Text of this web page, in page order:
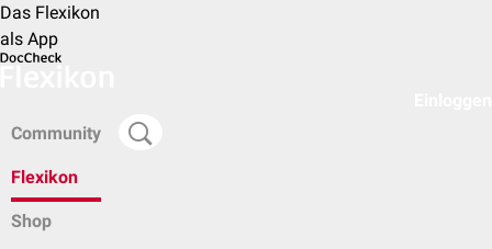
Das Flexikon
als App
Community
Flexikon
Shop